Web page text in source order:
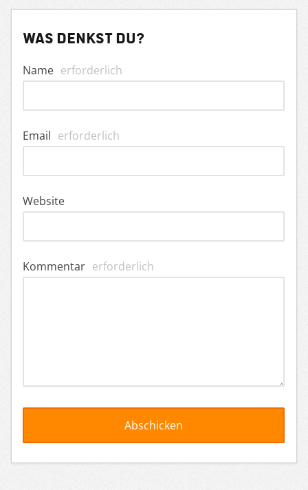
Was denkst du?
Name erforderlich
Email erforderlich
Website
Kommentar erforderlich